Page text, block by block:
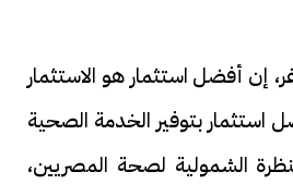
إن أفضل استثمار هو الاستثمار
استثمار بتوفير الخدمة الصحية
الشمولية لصحة المصريين،